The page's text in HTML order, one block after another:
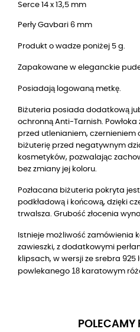
Serce 14 x 13,5 mm
Perły Gavbari 6 mm
Produkt o wadze poniżej 5 g.
Zapakowane w eleganckie
Posiadają logowaną metkę.
Biżuteria posiada dodatkową
ochronną Anti-Tarnish.
przed utlenianiem, czernieniem
biżuterię przed negatywnym
kosmetyków, pozwalając
bez zmiany jej koloru.
Pozłacana biżuteria pokryta
podkładową i końcową, dzięki
trwalsza. Grubość złocenia
Istnieje możliwość zamówienia
zawieszki, z dodatkowymi
klipsach, w wersji ze srebra 925
powlekanego 18 karatowym
POLECAMY